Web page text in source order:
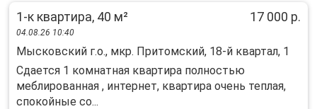
1-к квартира, 40 м² 17 000 р.
04.08.26 10:40
Мысковский г.о., мкр. Притомский, 18-й квартал, 1
Сдается 1 комнатная квартира полностью
меблированная , интернет, квартира очень теплая,
спокойные со...